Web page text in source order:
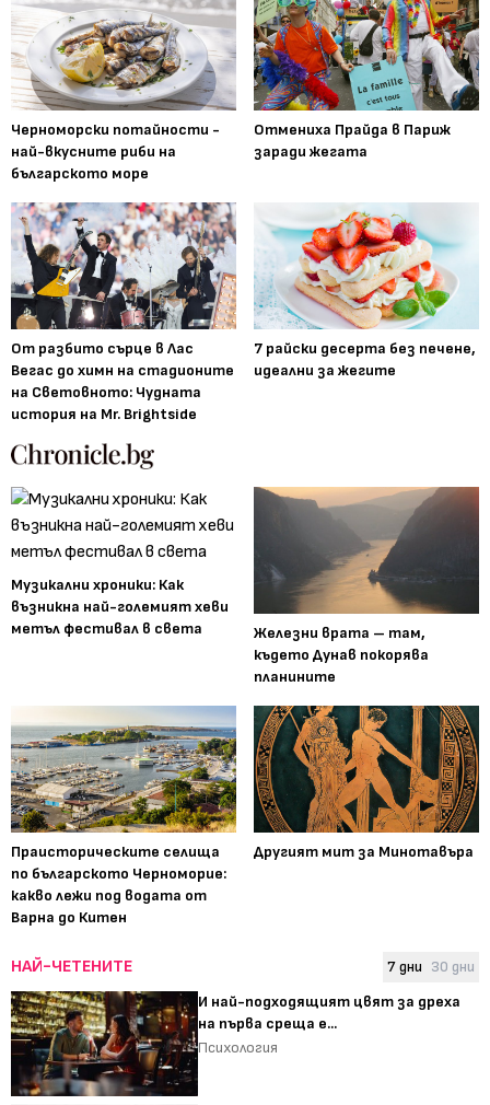
Черноморски потайности -
най-вкусните риби на
българското море
Отмениха Прайда в Париж
заради жегата
От разбито сърце в Лас
Вегас до химн на стадионите
на Световното: Чудната
история на Mr. Brightside
7 райски десерта без печене,
идеални за жегите
Музикални хроники: Как
възникна най-големият хеви
метъл фестивал в света
Железни врата – там,
където Дунав покорява
планините
Праисторическите селища
по българското Черноморие:
какво лежи под водата от
Варна до Китен
Другият мит за Минотавъра
НАЙ-ЧЕТЕНИТЕ 7 дни 30 дни
И най-подходящият цвят за дреха
на първа среща е...
Психология